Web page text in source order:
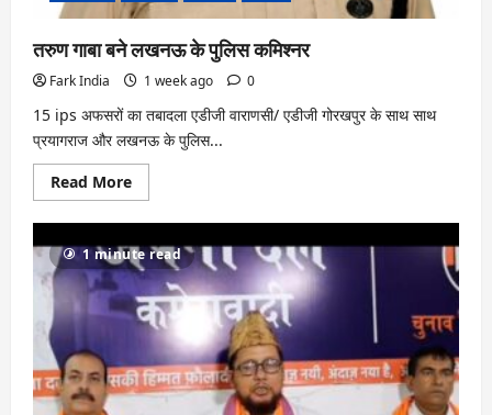
तरुण गाबा बने लखनऊ के पुलिस कमिश्नर
Fark India 1 week ago 0
15 ips अफसरों का तबादला एडीजी वाराणसी/ एडीजी गोरखपुर के साथ साथ
प्रयागराज और लखनऊ के पुलिस...
Read MoreRead
more
तरुण
गाबा
बने
लखनऊ
के
पुलिस
कमिश्नर
1 minute read